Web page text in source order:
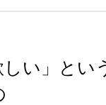
しい」とい